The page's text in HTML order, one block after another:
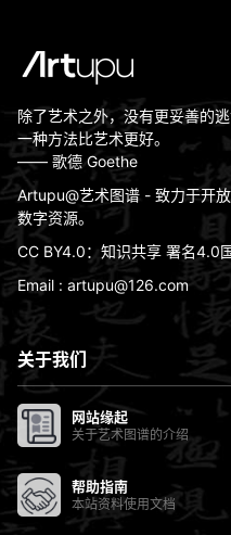
除了艺术之外，没有更妥善的
一种方法比艺术更好。
—— 歌德 Goethe
Artupu@艺术图谱 - 致力于开
数字资源。
CC BY4.0：知识共享 署名4.0
Email : artupu@126.com
关于我们
网站缘起
关于艺术图谱的介绍
帮助指南
本站资料使用文档